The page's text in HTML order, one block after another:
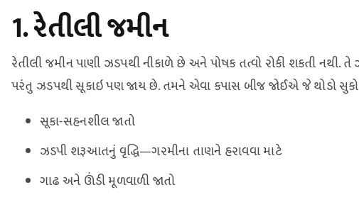
1. રેતીલી જમીન
રેતીલી જમીન પાણી ઝડપથી નીકાળે છે અને પોષક તત્વો રોકી શકતી
પરંતુ ઝડપથી સૂકાઇ પણ જાય છે. તમને એવા કપાસ બીજ જોઈએ જે થોડો
સૂકા-સહનશીલ જાતો
ઝડપી શરૂઆતનું વૃદ્ધિ—ગરમીના તાણને હરાવવા માટે
ગાઢ અને ઊંડી મૂળવાળી જાતો